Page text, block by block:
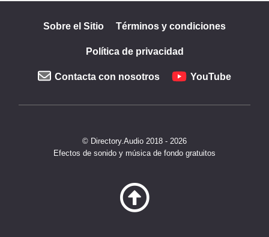
Sobre el Sitio Términos y condiciones
Política de privacidad
Contacta con nosotros YouTube
© Directory.Audio 2018 - 2026
Efectos de sonido y música de fondo gratuitos